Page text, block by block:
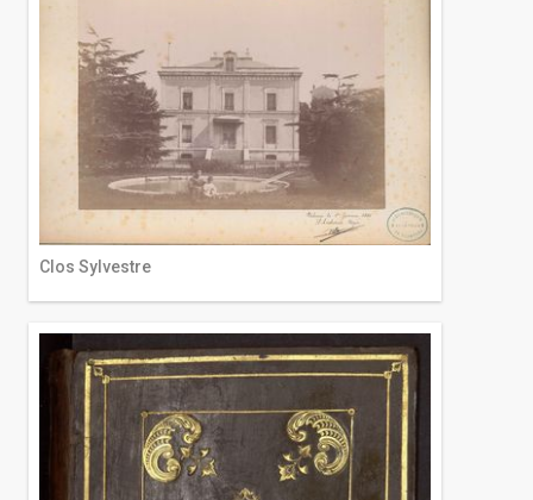
Clos Sylvestre